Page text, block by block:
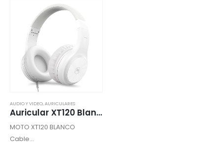
AUDIO Y VIDEO,AURICULARES
Auricular XT120 Blanco MOTOROLA
MOTO XT120 BLANCO
Cable